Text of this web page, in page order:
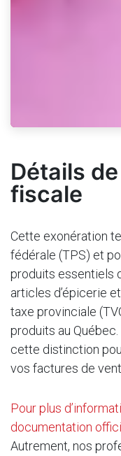
Détails
fiscale
Cette exonération
fédérale (TPS) et
produits essentiels
articles d’épicerie
taxe provinciale
produits au
cette distinction
vos factures de
Pour plus
documentation
Autrement, nos